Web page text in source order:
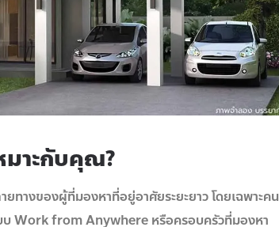
มาะกับคุณ?
ทางของผู้ที่มองหาที่อยู่อาศัยระยะยาว โดยเฉพาะคน
บ Work from Anywhere หรือครอบครัวที่มองหา